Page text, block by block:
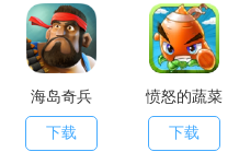
海岛奇兵
下载
愤怒的蔬菜
下载